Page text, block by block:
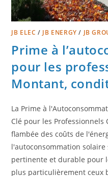
JB ELEC / JB ENERGY / JB
Prime à
pour les
Montant,
La Prime à
Clé pour les Professionnels
flambée des coûts de
l'autoconsommation
pertinente et durable pour
plus particulièrement ceux